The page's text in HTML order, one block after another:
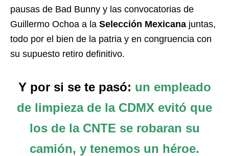
pausas de Bad Bunny y las convocatorias de
Guillermo Ochoa a la Selección Mexicana juntas,
todo por el bien de la patria y en congruencia con
su supuesto retiro definitivo.
Y por si se te pasó: un empleado
de limpieza de la CDMX evitó que
los de la CNTE se robaran su
camión, y tenemos un héroe.